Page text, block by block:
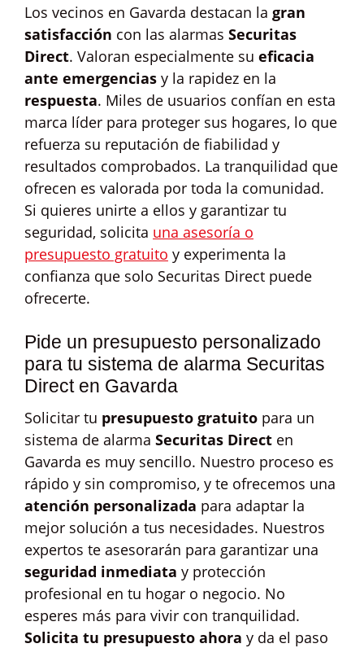
Los vecinos en Gavarda destacan la gran
satisfacción con las alarmas Securitas
Direct. Valoran especialmente su eficacia
ante emergencias y la rapidez en la
respuesta. Miles de usuarios confían en esta
marca líder para proteger sus hogares, lo que
refuerza su reputación de fiabilidad y
resultados comprobados. La tranquilidad que
ofrecen es valorada por toda la comunidad.
Si quieres unirte a ellos y garantizar tu
seguridad, solicita una asesoría o
presupuesto gratuito y experimenta la
confianza que solo Securitas Direct puede
ofrecerte.
Pide un presupuesto personalizado
para tu sistema de alarma Securitas
Direct en Gavarda
Solicitar tu presupuesto gratuito para un
sistema de alarma Securitas Direct en
Gavarda es muy sencillo. Nuestro proceso es
rápido y sin compromiso, y te ofrecemos una
atención personalizada para adaptar la
mejor solución a tus necesidades. Nuestros
expertos te asesorarán para garantizar una
seguridad inmediata y protección
profesional en tu hogar o negocio. No
esperes más para vivir con tranquilidad.
Solicita tu presupuesto ahora y da el paso